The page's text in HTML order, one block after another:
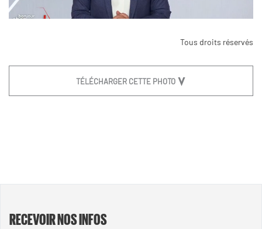
Tous droits réservés
TÉLÉCHARGER CETTE PHOTO
RECEVOIR NOS INFOS